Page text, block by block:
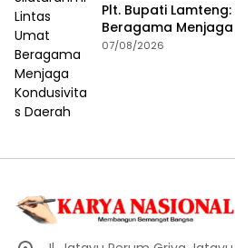
Plt. Bupati
Beragama
07/08/2026